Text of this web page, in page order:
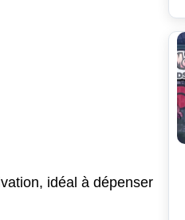
idéal à dépenser